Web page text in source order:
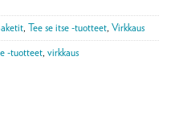
, Tee se itse -tuotteet, Virkkaus
-tuotteet, virkkaus